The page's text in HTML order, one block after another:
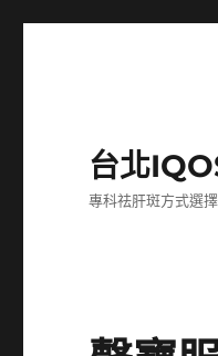
台北
專科祛肝斑方式選